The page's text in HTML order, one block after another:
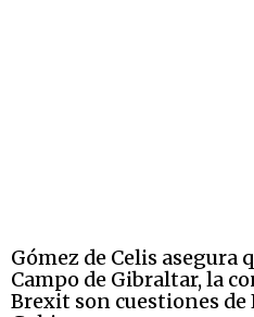
Gómez de Celis asegura
Campo de Gibraltar, la
Brexit son cuestiones